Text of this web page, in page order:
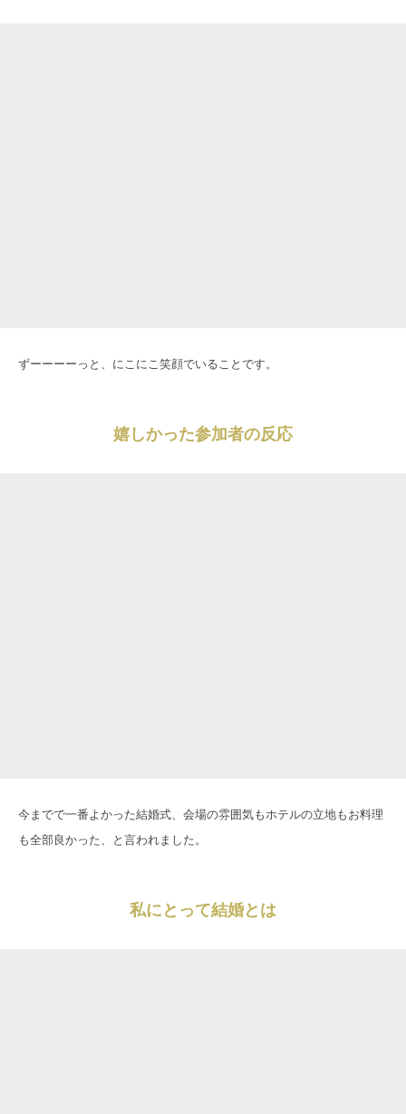
ずーーーーっと、にこにこ笑顔でいることです。
嬉しかった参加者の反応
今までで一番よかった結婚式、会場の雰囲気もホテルの立地もお料理
も全部良かった、と言われました。
私にとって結婚とは